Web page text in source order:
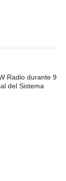
Radio durante 9
del Sistema